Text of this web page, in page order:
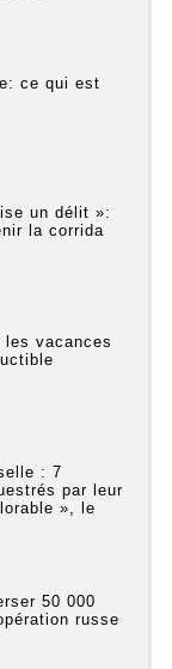
ce qui est
un délit »:
la corrida
vacances
: 7
par leur
», le
50 000
russe